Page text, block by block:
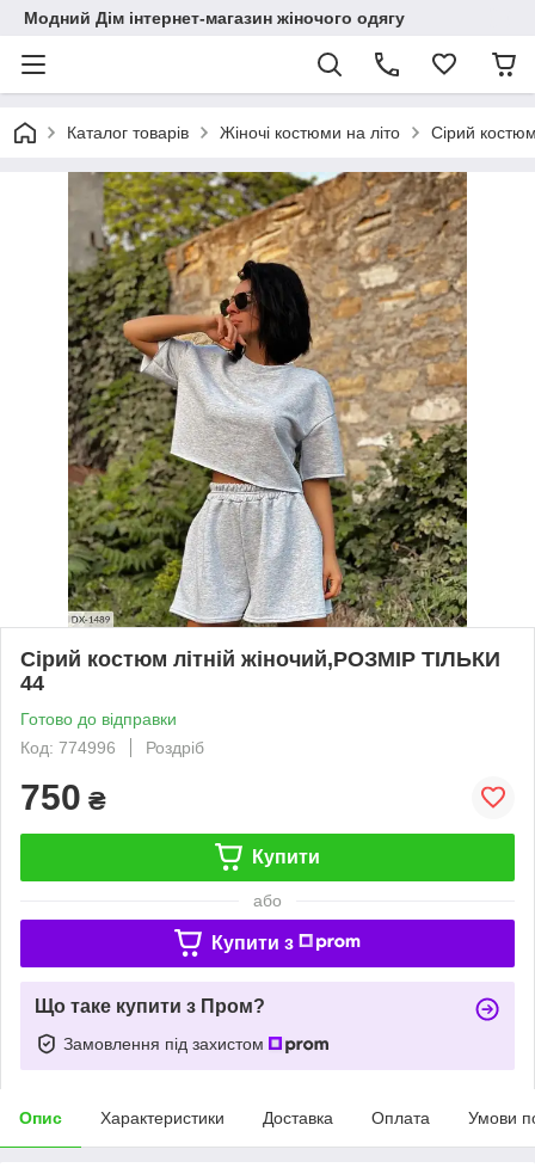
Модний Дім інтернет-магазин жіночого одягу
Каталог товарів Жіночі костюми на літо Сірий
Сірий костюм літній жіночий,РОЗМІР ТІЛЬКИ
44
Готово до відправки
Код: 774996
Роздріб
750 ₴
Купити
або
Купити з
Що таке купити з Пром?
Замовлення під захистом
Опис Характеристики Доставка Оплата Умови